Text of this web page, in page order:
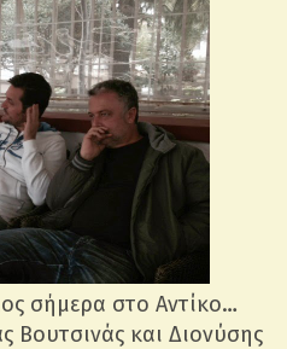
σήμερα στο Αντίκο…
Βουτσινάς και Διονύσης